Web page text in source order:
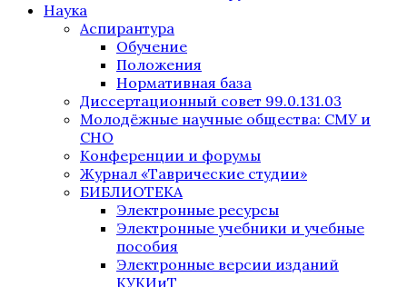
Наука
Аспирантура
Обучение
Положения
Нормативная база
Диссертационный совет 99.0.131.03
Молодёжные научные общества: СМУ и
СНО
Конференции и форумы
Журнал «Таврические студии»
БИБЛИОТЕКА
Электронные ресурсы
Электронные учебники и учебные
пособия
Электронные версии изданий
КУКИиТ